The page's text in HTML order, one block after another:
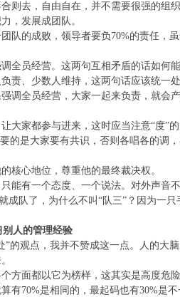
则去，自由自在，并不需要很强的组
，发展成团队。
队的成败，领导者要负70%的责任，
全员经营。这两句互相矛盾的话如何
、少数人维持，这两句话应该统一
调全员经营，大家一起来负责，就会
大家都参与进来，这时应当注意“度”
的是大家要有共识，否则各唱各的调
核心地位，尊重他的最终裁决权。
有一个态度、一个说法。对外声音
队了，为什么不叫“队三”？因为一
人的管理经验
的观点，我并不赞成这一点。人的大
方面都以它为榜样，这其实是高度危
70%是相同的，最起码也有30%是